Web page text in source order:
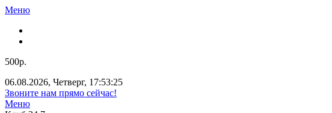
Меню
500р.
06.08.2026, Четверг, 17:53:26
Звоните нам прямо сейчас!
Меню